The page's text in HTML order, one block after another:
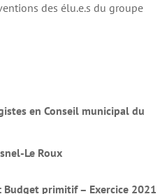
des élu.e.s du groupe
en Conseil municipal du
Le Roux
primitif – Exercice 2021